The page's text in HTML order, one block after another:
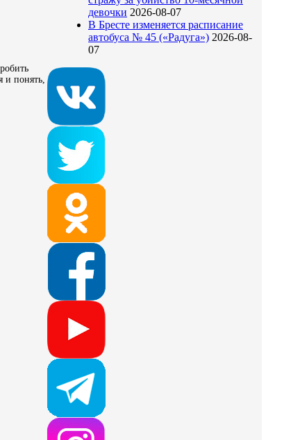
понять,
девочки 2026-08-07
В Бресте изменяется расписание
автобуса № 45 («Радуга») 2026-08-
07